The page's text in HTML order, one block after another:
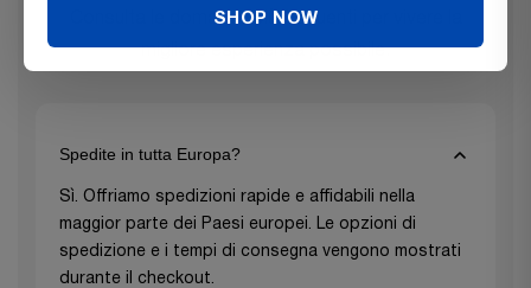
Consulta le domande più frequenti per vivere la
migliore esperienza possibile.
Spedite in tutta Europa?
Sì. Offriamo spedizioni rapide e affidabili nella
maggior parte dei Paesi europei. Le opzioni di
spedizione e i tempi di consegna vengono mostrati
durante il checkout.
SHOP NOW